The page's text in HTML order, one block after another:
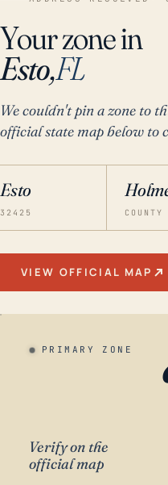
Your zone in
Esto,FL
We couldn't pin a zone to
official state map below to
Esto
32425 COUNTY
VIEW OFFICIAL MAP
PRIMARY ZONE
Verify on the
official map